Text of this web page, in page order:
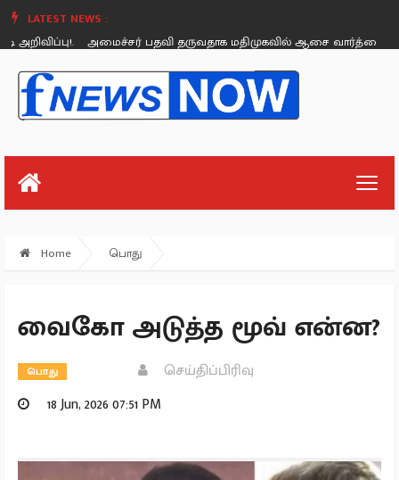
LATEST NEWS :
அமைச்சர் பதவி தருவதாக மதிமுகவில் ஆசை வார்த்தை
Friday, August 26
Home பொது
வைகோ அடுத்த மூவ் என்ன?
பொது
செய்திப்பிரிவு
18 Jun, 2026 07:51 PM